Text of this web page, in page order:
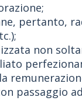
pertanto,
non
passaggio